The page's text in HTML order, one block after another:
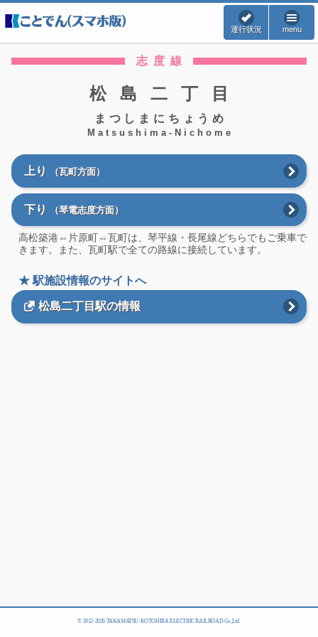
運行状況 menu
志度線
松島二丁目
まつしまにちょうめ
Matsushima-Nichome
上り （瓦町方面）
下り （琴電志度方面）
高松築港⇔片原町⇔瓦町は、琴平線・長尾線どちらでもご乗車で
きます。また、瓦町駅で全ての路線に接続しています。
★ 駅施設情報のサイトへ
松島二丁目駅の情報
© 2012-2026 TAKAMATSU-KOTOHIRA ELECTRIC RAILROAD Co.,Ltd.